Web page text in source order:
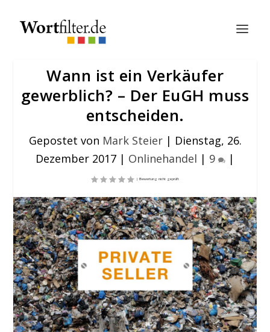
Wann ist ein Verkäufer
gewerblich? – Der EuGH muss
entscheiden.
Gepostet von Mark Steier| Dienstag, 26.
Dezember 2017 | Onlinehandel | 9 |